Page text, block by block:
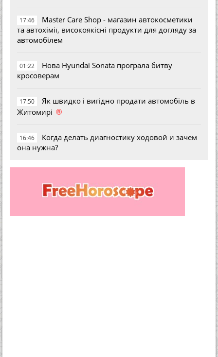
17:46
Master Care Shop - магазин автокосметики
та автохімії, високоякісні продукти для догляду за
автомобілем
01:22
Нова Hyundai Sonata програла битву
кросоверам
17:50
Як швидко і вигідно продати автомобіль в
Житомирі ®
16:46
Когда делать диагностику ходовой и зачем
она нужна?